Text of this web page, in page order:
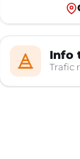
Info
Trafic